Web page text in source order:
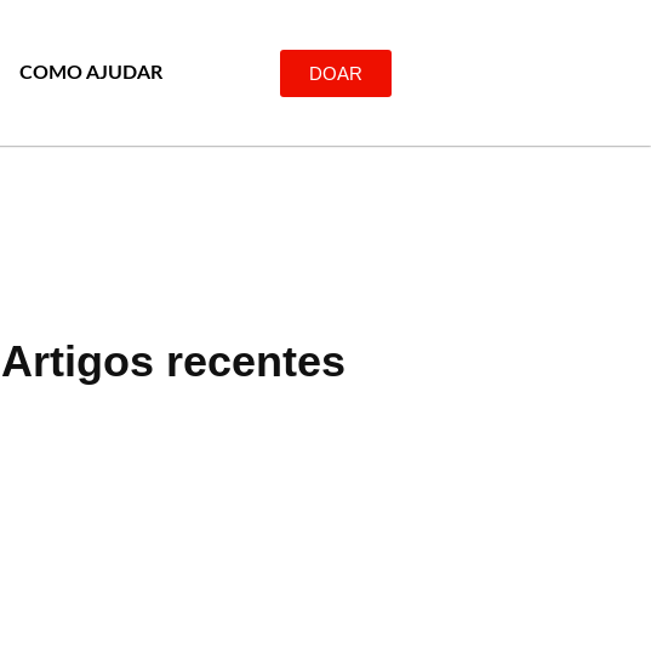
COMO AJUDAR DOAR
Artigos recentes